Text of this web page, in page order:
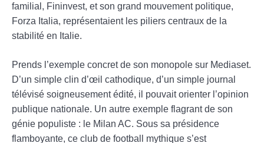
familial, Fininvest, et son grand mouvement politique,
Forza Italia, représentaient les piliers centraux de la
stabilité en Italie.
Prends l’exemple concret de son monopole sur Mediaset.
D’un simple clin d’œil cathodique, d’un simple journal
télévisé soigneusement édité, il pouvait orienter l’opinion
publique nationale. Un autre exemple flagrant de son
génie populiste : le Milan AC. Sous sa présidence
flamboyante, ce club de football mythique s’est